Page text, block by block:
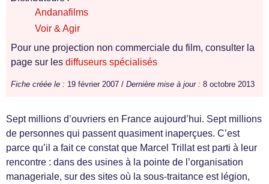
Andanafilms
Voir & Agir
Pour une projection non commerciale du film, consulter la
page sur les diffuseurs spécialisés
Fiche créée le : 19 février 2007 / Dernière mise à jour : 8 octobre 2013
Sept millions d’ouvriers en France aujourd’hui. Sept millions
de personnes qui passent quasiment inaperçues. C’est
parce qu’il a fait ce constat que Marcel Trillat est parti à leur
rencontre : dans des usines à la pointe de l’organisation
manageriale, sur des sites où la sous-traitance est légion,